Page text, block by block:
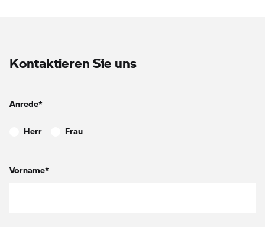
Kontaktieren Sie uns
Anrede*
Herr Frau
Vorname*